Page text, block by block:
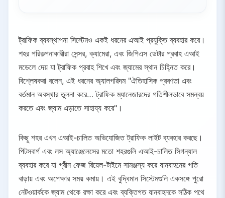
ট্রাফিক ব্যবস্থাপনা সিস্টেমও একই ধরনের এআই প্রযুক্তি ব্যবহার করে।
শহর পরিকল্পনাকারীরা সেন্সর, ক্যামেরা, এবং জিপিএস ডেটার প্রবাহ এআই
মডেলে দেয় যা ট্রাফিক প্রবাহ শিখে এবং জ্যামের স্থান চিহ্নিত করে।
বিশ্লেষকরা বলেন, এই ধরনের অ্যালগরিদম "ঐতিহাসিক প্রবণতা এবং
বর্তমান অবস্থার তুলনা করে… ট্রাফিক ম্যানেজারদের গতিশীলভাবে সমন্বয়
করতে এবং জ্যাম এড়াতে সাহায্য করে"।
কিছু শহর এখন এআই-চালিত অভিযোজিত ট্রাফিক লাইট ব্যবহার করছে।
পিটসবার্গ এবং লস অ্যাঞ্জেলেসের মতো শহরগুলি এআই-চালিত সিগন্যাল
ব্যবহার করে যা গ্রীন ফেজ রিয়েল-টাইমে সামঞ্জস্য করে যানবাহনের গতি
বাড়ায় এবং অপেক্ষার সময় কমায়। এই বুদ্ধিমান সিস্টেমগুলি একসঙ্গে পুরো
নেটওয়ার্ককে জ্যাম থেকে রক্ষা করে এবং ব্যক্তিগত যানবাহনকে সঠিক পথে